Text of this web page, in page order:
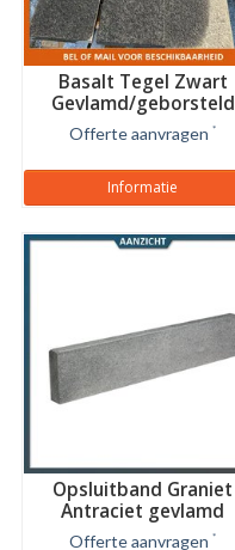
Basalt Tegel Zwart
Gevlamd/geborsteld
20x20x2 cm
Offerte aanvragen *
Informatie
Opsluitband Graniet
Antraciet gevlamd
Offerte aanvragen *